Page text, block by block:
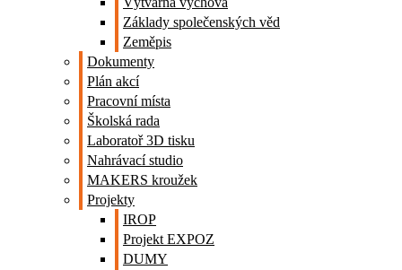
Základy společenských věd
Zeměpis
Dokumenty
Plán akcí
Pracovní místa
Školská rada
Laboratoř 3D tisku
Nahrávací studio
MAKERS kroužek
Projekty
IROP
Projekt EXPOZ
DUMY